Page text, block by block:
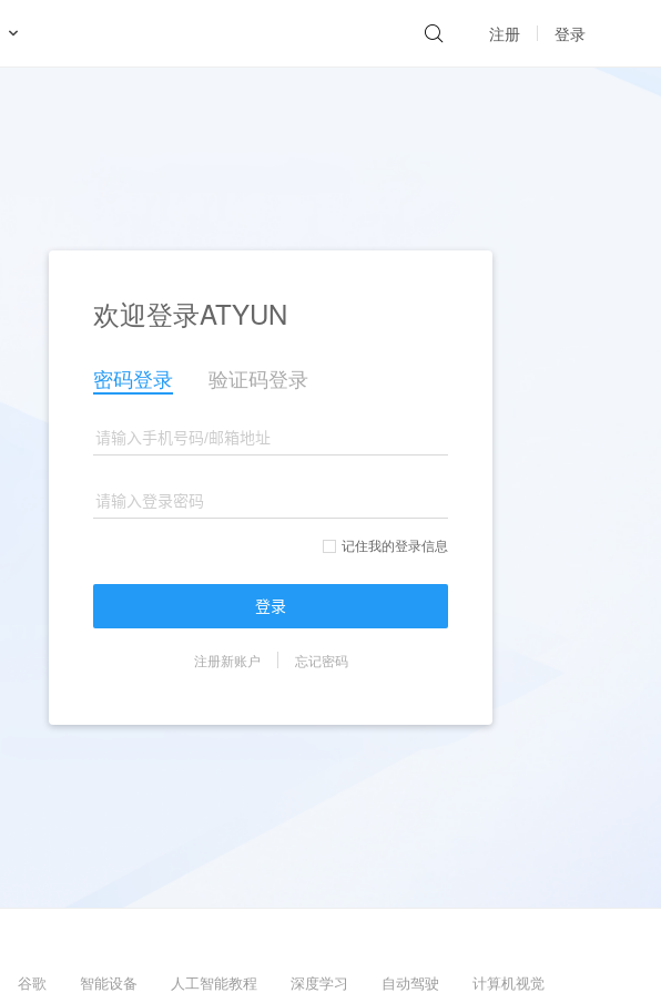
注册 登录
欢迎登录ATYUN
密码登录 验证码登录
记住我的登录信息
登录
注册新账户 忘记密码
谷歌 智能设备 人工智能教程 深度学习 自动驾驶 计算机视觉